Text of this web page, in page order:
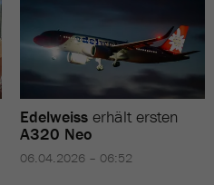
Edelweiss erhält ersten
A320 Neo
06.04.2026 – 06:52